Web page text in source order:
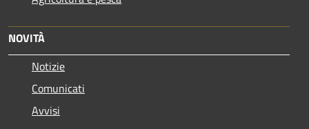
NOVITÀ
Notizie
Comunicati
Avvisi